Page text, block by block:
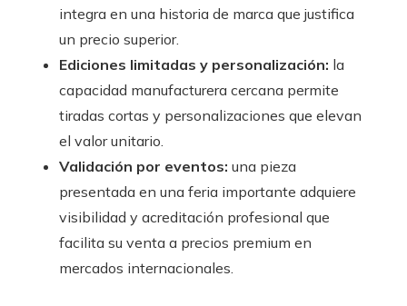
integra en una historia de marca que justifica
un precio superior.
Ediciones limitadas y personalización: la
capacidad manufacturera cercana permite
tiradas cortas y personalizaciones que elevan
el valor unitario.
Validación por eventos: una pieza
presentada en una feria importante adquiere
visibilidad y acreditación profesional que
facilita su venta a precios premium en
mercados internacionales.